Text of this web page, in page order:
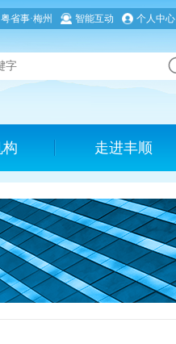
粤省事·梅州 智能互动 个人中心
走进丰顺